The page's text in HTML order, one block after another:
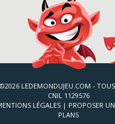
LEDEMONDUJEU.COM - TOUS
CNIL 1129576
LÉGALES | PROPOSER
PLANS